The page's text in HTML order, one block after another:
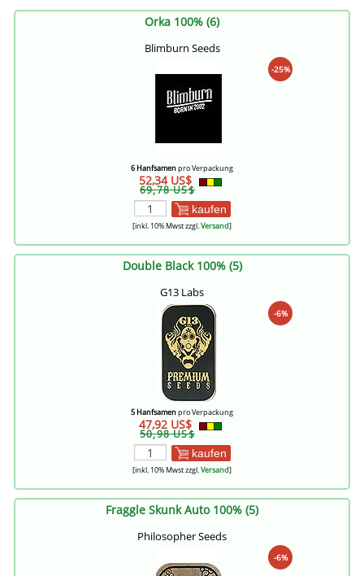
Orka 100% (6)
Blimburn Seeds
-25%
6 Hanfsamenpro Verpackung
52,34 US$
69,78 US$
kaufen
[inkl. 10% Mwst zzgl.Versand]
Double Black 100% (5)
G13 Labs
-6%
5 Hanfsamenpro Verpackung
47,92 US$
50,98 US$
kaufen
[inkl. 10% Mwst zzgl.Versand]
Fraggle Skunk Auto 100% (5)
Philosopher Seeds
-6%